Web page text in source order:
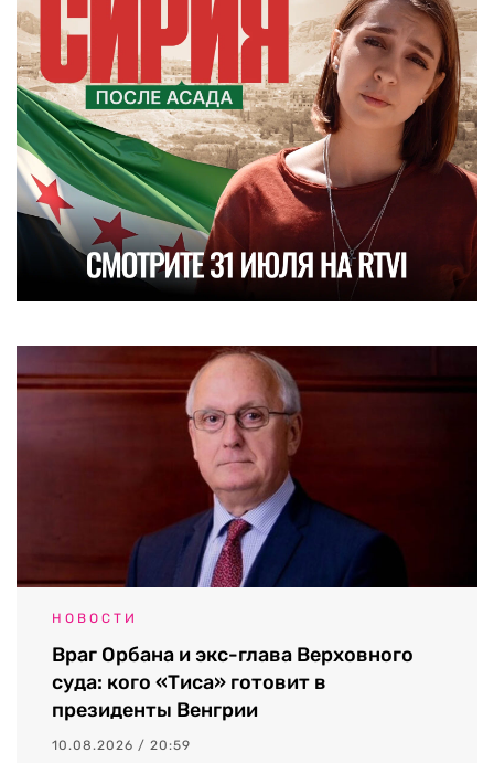
НОВОСТИ
Враг Орбана и экс-глава Верховного
суда: кого «Тиса» готовит в
президенты Венгрии
10.08.2026 / 20:59